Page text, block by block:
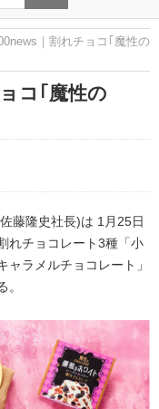
｜割れチョコ｢魔性の
コ｢魔性の
藤隆史社長)は 1月25日
れチョコレート3種「小
ラメルチョコレート」